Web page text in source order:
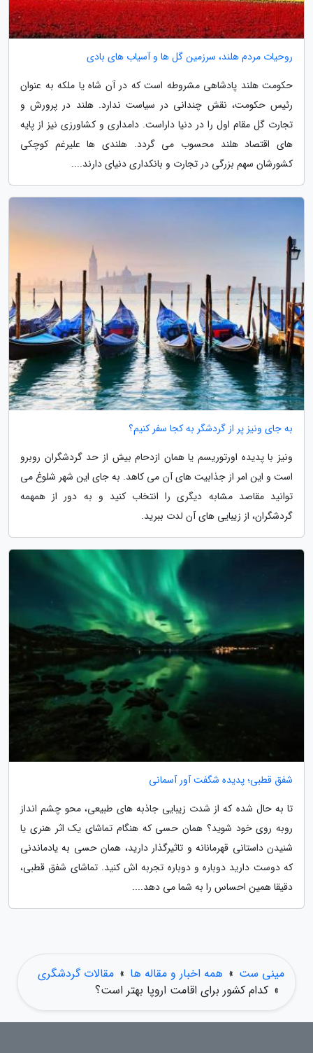
روحیات مردم هلند، سرزمین گل ها و آسیاب های بادی
حکومت هلند پادشاهی مشروطه است که در آن شاه یا ملکه به عنوان
رئیس حکومت، نقش چندانی در سیاست ندارد. هلند در پرورش و
تجارت گل مقام اول را در دنیا داراست. دامداری و کشاورزی نیز از پایه
های اقتصاد هلند محسوب می گردد. هلندی ها علیرغم کوچکی
کشورشان سهم بزرگی در تجارت و بانکداری دنیای دارند....
به جای ونیز پر از گردشگر به کجا سفر کنیم؟
ونیز با پدیده اورتوریسم یا همان ازدحام بیش از حد گردشگران روبرو
است و این امر از جذابیت های آن می کاهد. به جای این شهر شلوغ می
توانید مقاصد مشابه دیگری را انتخاب کنید و به دور از همهمه
گردشگران، از زیبایی های آن لدت ببرید.
شفق قطبی؛ پدیده شگفت آور آسمانی
تا به حال شده که از شدت زیبایی جاذبه های طبیعی، محو چشم انداز
روبه روی خود شوید؟ همان حسی که هنگام تماشای یک اثر هنری یا
شنیدن داستانی قهرمانانه و تاثیرگذار دارید، همان حسی به یادماندنی
که دوست دارید دوباره و دوباره تجربه اش کنید. تماشای شفق قطبی،
دقیقا همین احساس را به شما می دهد....
مینی ست » همه اخبار و مقاله ها » مقالات گردشگری
» کدام کشور برای اقامت اروپا بهتر است؟